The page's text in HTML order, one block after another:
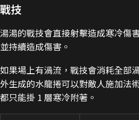
戰技
湯湯的戰技會直接射擊造成寒冷傷
並持續造成傷害。
如果場上有渦流，戰技會消耗全部
外生成的水龍捲可以對敵人施加法
都只能掛 1 層寒冷附著。